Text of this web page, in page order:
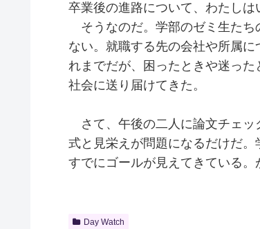
卒業後の進路について、わたしは
そうなのだ。学部のゼミ生たち
ない。就職する先の会社や所属
れまでだが、困ったときや迷っ
社会に送り届けてきた。
さて、午後の二人に論文チェッ
式と見栄えが問題になるだけだ。
すでにゴールが見えてきている。
Day Watch